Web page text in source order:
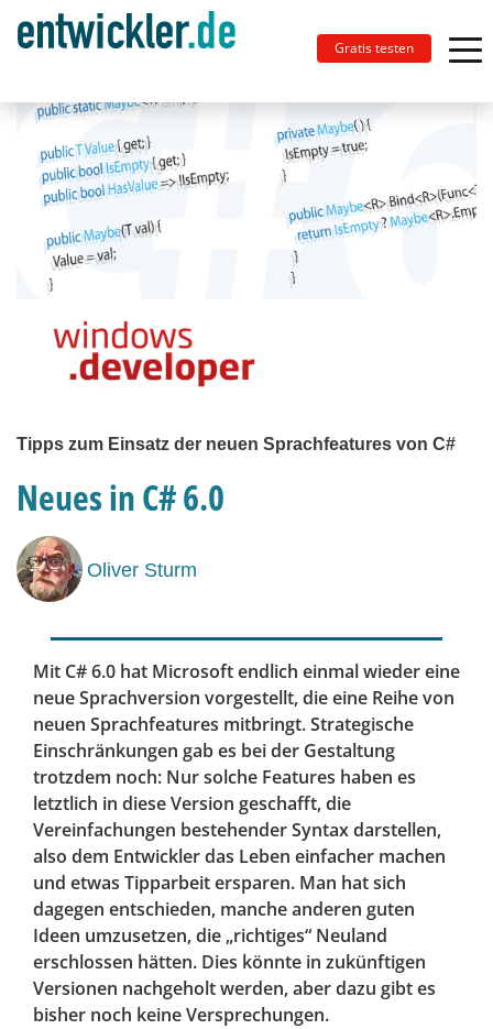
Gratis testen
Tipps zum Einsatz der neuen Sprachfeatures von C#
Neues in C# 6.0
Oliver Sturm
Mit C# 6.0 hat Microsoft endlich einmal wieder eine
neue Sprachversion vorgestellt, die eine Reihe von
neuen Sprachfeatures mitbringt. Strategische
Einschränkungen gab es bei der Gestaltung
trotzdem noch: Nur solche Features haben es
letztlich in diese Version geschafft, die
Vereinfachungen bestehender Syntax darstellen,
also dem Entwickler das Leben einfacher machen
und etwas Tipparbeit ersparen. Man hat sich
dagegen entschieden, manche anderen guten
Ideen umzusetzen, die „richtiges“ Neuland
erschlossen hätten. Dies könnte in zukünftigen
Versionen nachgeholt werden, aber dazu gibt es
bisher noch keine Versprechungen.